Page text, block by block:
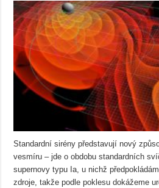
Standardní sirény představují nový
vesmíru – jde o obdobu standardních
supernovy typu Ia, u nichž
zdroje, takže podle poklesu dokážeme